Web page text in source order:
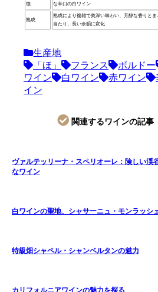
徴
な辛口の白ワイン
熟成
熟成により複雑で奥深い味わい、芳醇な香りとま
当たり、長い余韻に変化
生産地
「ほ」
フランス ボルドー
ワイン
白ワイン 赤ワイン
イン
関連するワインの記事
ヴァルテッリーナ・スペリオーレ：険しい渓
なワイン
白ワインの聖地、シャサーニュ・モンラッシ
特級畑シャペル・シャンベルタンの魅力
カリフォルニアワインの魅力を探る